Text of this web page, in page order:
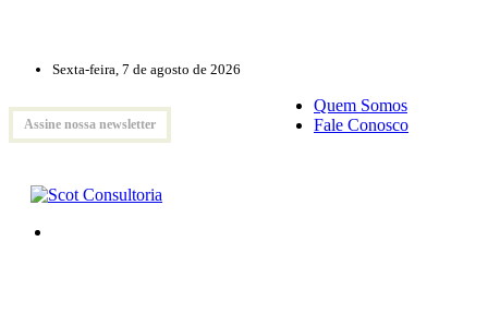
Sexta-feira, 7 de agosto de 2026
Assine nossa newsletter
Quem Somos
Fale Conosco